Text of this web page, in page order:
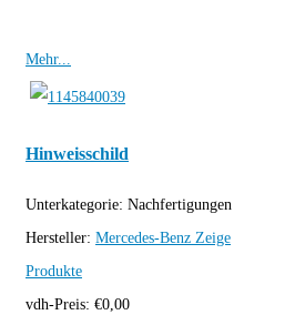
Mehr...
Hinweisschild
Unterkategorie: Nachfertigungen
Hersteller: Mercedes-Benz Zeige
Produkte
vdh-Preis: €0,00